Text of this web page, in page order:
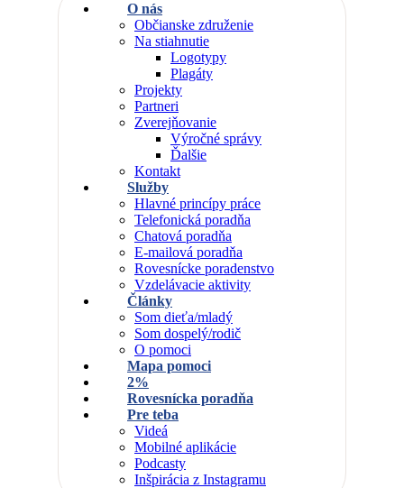
O nás
Občianske združenie
Na stiahnutie
Logotypy
Plagáty
Projekty
Partneri
Zverejňovanie
Výročné správy
Ďalšie
Kontakt
Služby
Hlavné princípy práce
Telefonická poradňa
Chatová poradňa
E-mailová poradňa
Rovesnícke poradenstvo
Vzdelávacie aktivity
Články
Som dieťa/mladý
Som dospelý/rodič
O pomoci
Mapa pomoci
2%
Rovesnícka poradňa
Pre teba
Videá
Mobilné aplikácie
Podcasty
Inšpirácia z Instagramu